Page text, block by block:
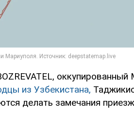
оккупированный
из Узбекистана,
делать замечания